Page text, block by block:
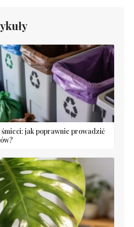
jak poprawnie prowadzić